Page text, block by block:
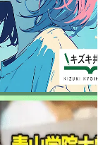
ご案内